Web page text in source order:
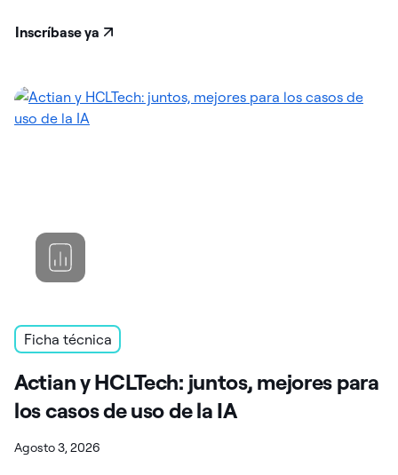
Inscríbase ya
Ficha técnica
Actian y HCLTech: juntos, mejores para
los casos de uso de la IA
Agosto 3, 2026